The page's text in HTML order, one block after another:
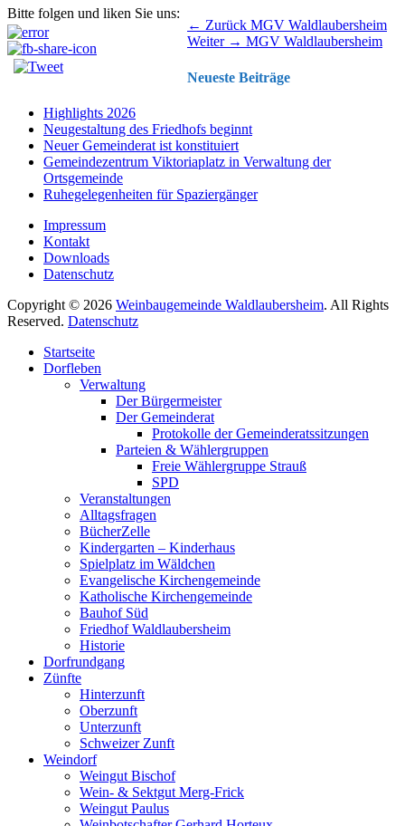
Bitte folgen und liken Sie uns:
Beitragsnavigation ← Zurück Vorhergehender
Beitrag:
MGV Waldlaubersheim
Weiter → Nächster
MGV Waldlaubersheim
Neueste Beiträge
Highlights 2026
Neugestaltung des Friedhofs beginnt
Neuer Gemeinderat ist konstituiert
Gemeindezentrum Viktoriaplatz in Verwaltung der
Ortsgemeinde
Ruhegelegenheiten für Spaziergänger
Impressum
Kontakt
Downloads
Datenschutz
Copyright © 2026 Weinbaugemeinde Waldlaubersheim. All Rights
Reserved. Datenschutz
oben
scrollen
Startseite
Dorfleben
Verwaltung
Der Bürgermeister
Der Gemeinderat
Protokolle der Gemeinderatssitzungen
Parteien & Wählergruppen
Freie Wählergruppe Strauß
SPD
Veranstaltungen
Alltagsfragen
BücherZelle
Kindergarten – Kinderhaus
Spielplatz im Wäldchen
Evangelische Kirchengemeinde
Katholische Kirchengemeinde
Bauhof Süd
Friedhof Waldlaubersheim
Historie
Dorfrundgang
Zünfte
Hinterzunft
Oberzunft
Unterzunft
Schweizer Zunft
Weindorf
Weingut Bischof
Wein- & Sektgut Merg-Frick
Weingut Paulus